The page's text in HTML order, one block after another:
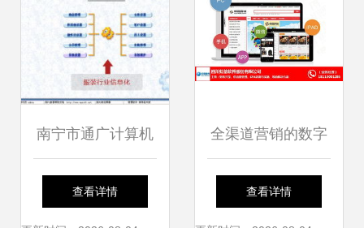
析
南宁市通广计算机
软件有限责任公司
查看详情
全渠道营销的数字
化引擎 虹信软件在
查看详情